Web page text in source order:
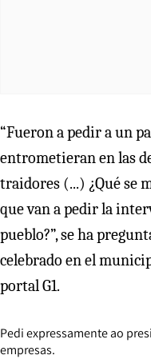
“Fueron a pedir a un
entrometieran en las
traidores (...) ¿Qué se
que van a pedir la
pueblo?”, se ha
celebrado en el
portal G1.
Pedi expressamente ao
empresas.